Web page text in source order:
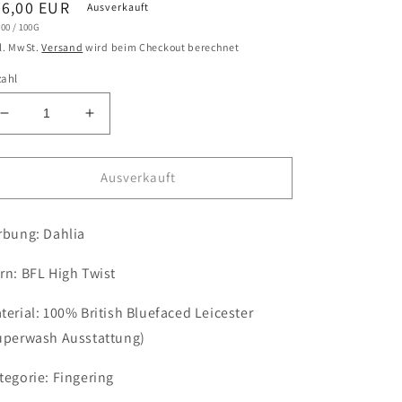
EUR
/ PRO
100G
Ausverkauft
MwSt.Versand wird beim Checkout berechnet
Verringere
die
Menge
Dahlia
BFL
Twist
Erhöhe
die
Menge
für
Dahlia
Twist
Ausverkauft
Dahlia
BFL High Twist
100% British Bluefaced Leicester
Ausstattung)
Fingering